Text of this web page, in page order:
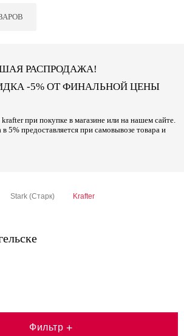
РАСПРОДАЖА!
-5% ОТ ФИНАЛЬНОЙ ЦЕНЫ
при покупке в магазине или на нашем сайте.
5% предоставляется при самовывозе товара и
Stark (Старк) Krafter
Фильтр +